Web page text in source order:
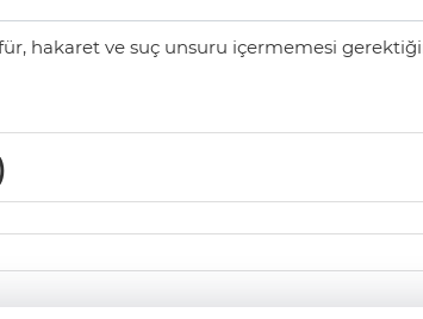
hakaret ve suç unsuru içermemesi